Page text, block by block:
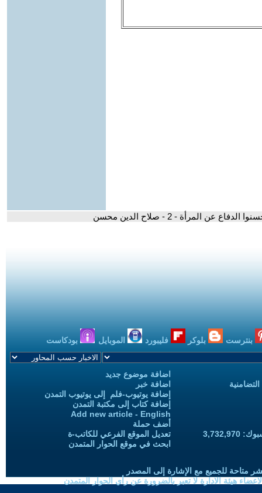
عن المرأة - 2 - صلاح الدين محسن
بنترست بلوكر فليبورد الموبايل بودكاست
اضافة موضوع جديد
اضافة خبر
إضافة يوتيوب-فلم إلى يوتيوب التمدن
إضافة كتاب إلى مكتبة التمدن
Add new article - English
أضف حملة
تعديل الموقع الفرعي للكاتب-ة
ابحث في موقع الحوار المتمدن
متاحة للجميع مع الإشارة إلى المصدر
هيئة الادارة لا تعبر بالضرورة عن رأي الحوار المتمدن